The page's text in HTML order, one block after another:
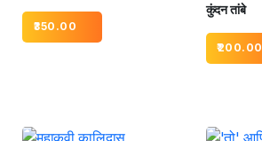
350.00
कुंदन तांबे
200.00